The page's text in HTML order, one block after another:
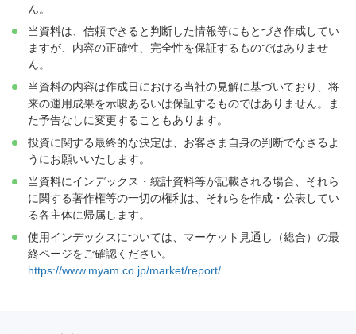
ん。
当資料は、信頼できると判断した情報等にもとづき作成してい
ますが、内容の正確性、完全性を保証するものではありませ
ん。
当資料の内容は作成日における当社の見解に基づいており、将
来の運用成果を示唆あるいは保証するものではありません。ま
た予告なしに変更することもあります。
投資に関する最終的な決定は、お客さま自身の判断でなさるよ
うにお願いいたします。
当資料にインデックス・統計資料等が記載される場合、それら
に関する著作権等の一切の権利は、それらを作成・公表してい
る各主体に帰属します。
使用インデックスについては、マーケット見通し（総合）の最
終ページをご確認ください。
https://www.myam.co.jp/market/report/